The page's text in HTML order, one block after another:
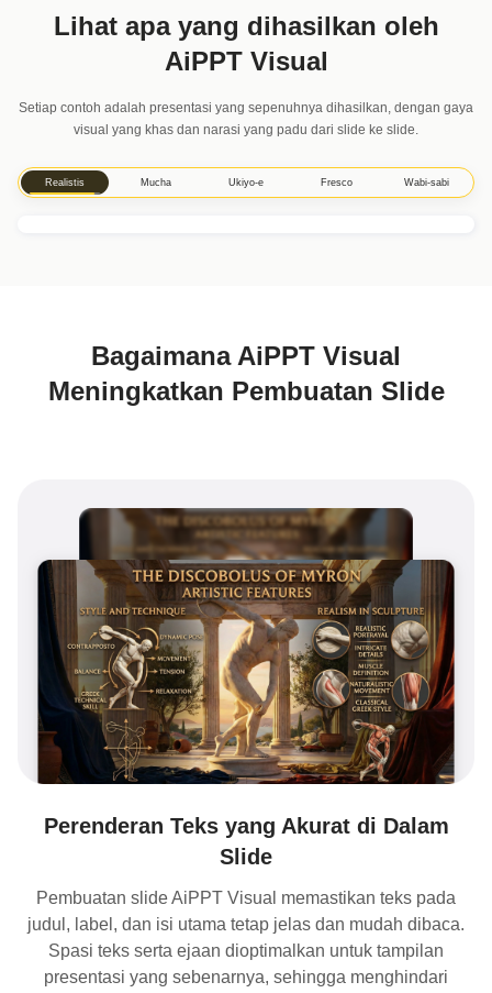
Lihat apa yang dihasilkan oleh
AiPPT Visual
Setiap contoh adalah presentasi yang sepenuhnya dihasilkan, dengan gaya
visual yang khas dan narasi yang padu dari slide ke slide.
Realistis Mucha Ukiyo-e Fresco Wabi-sabi
Bagaimana AiPPT Visual
Meningkatkan Pembuatan Slide
Perenderan Teks yang Akurat di Dalam
Slide
Pembuatan slide AiPPT Visual memastikan teks pada
judul, label, dan isi utama tetap jelas dan mudah dibaca.
Spasi teks serta ejaan dioptimalkan untuk tampilan
presentasi yang sebenarnya, sehingga menghindari